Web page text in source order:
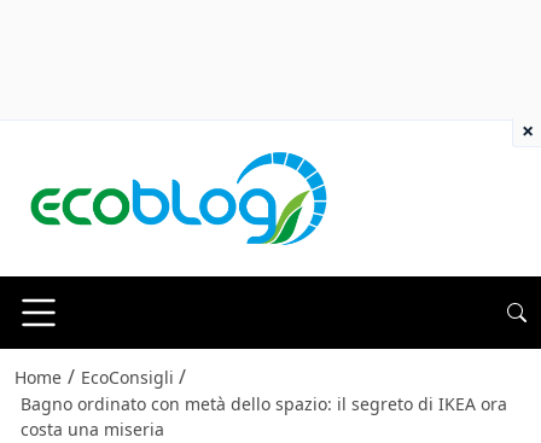
Home / EcoConsigli /
Bagno ordinato con metà dello spazio: il segreto di IKEA ora
costa una miseria
×